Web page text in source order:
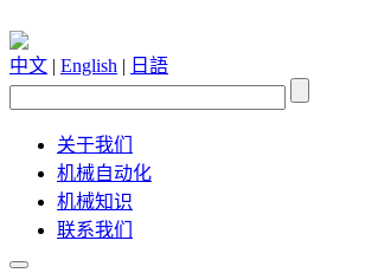
中文 | English | 日語
关于我们
机械自动化
机械知识
联系我们